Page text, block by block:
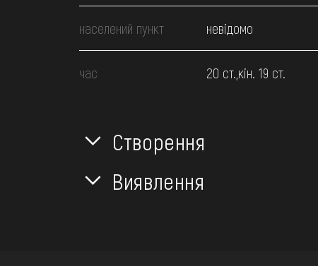
населений пункт невідомо
час 20 ст.,кін. 19 ст.
Створення
Виявлення